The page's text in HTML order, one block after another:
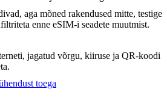
aga mõned rakendused mitte, testige
enne eSIM-i seadete muutmist.
jagatud võrgu, kiiruse ja QR-koodi
toega